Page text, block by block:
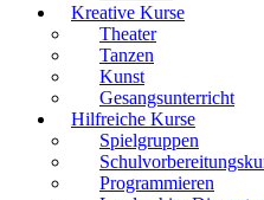
Kreative Kurse
Theater
Tanzen
Kunst
Gesangsunterricht
Hilfreiche Kurse
Spielgruppen
Programmieren